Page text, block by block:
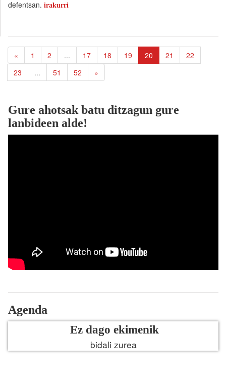
defentsan. irakurri
« 1 2 ... 17 18 19 20 21
22
23
... 51 52 »
Gure ahotsak batu ditzagun gure
lanbideen alde!
Agenda
Ez dago ekimenik
bidali zurea